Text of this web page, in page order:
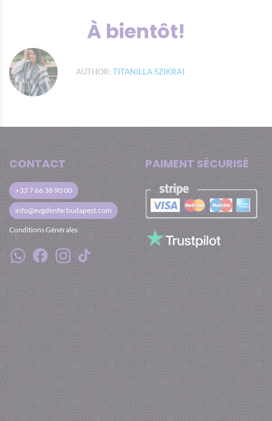
À bientôt!
AUTHOR:TITANILLA SZIKRAI
CONTACT
+33 7 66 38 90 00
info@evgdenferbudapest.com
Conditions Générales
PAIMENT SÉCURISÉ